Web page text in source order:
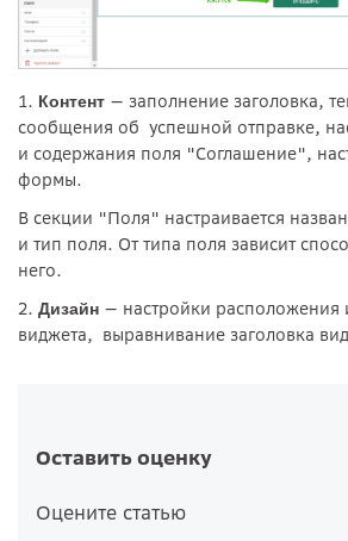
1. Контент — заполнение заголовка,
сообщения об успешной отправке,
и содержания поля "Соглашение",
формы.
В секции "Поля" настраивается
и тип поля. От типа поля зависит
него.
2. Дизайн — настройки расположения
виджета, выравнивание заголовка
Оставить оценку
Оцените статью